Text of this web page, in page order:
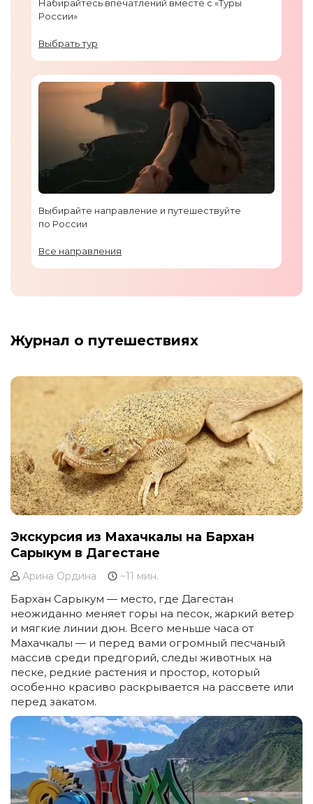
Набирайтесь впечатлений вместе с «Туры
России»
Выбрать тур
Выбирайте направление и путешествуйте
по России
Все направления
Журнал о путешествиях
Экскурсия из Махачкалы на Бархан
Сарыкум в Дагестане
Арина Ордина ~11 мин.
Бархан Сарыкум — место, где Дагестан
неожиданно меняет горы на песок, жаркий ветер
и мягкие линии дюн. Всего меньше часа от
Махачкалы — и перед вами огромный песчаный
массив среди предгорий, следы животных на
песке, редкие растения и простор, который
особенно красиво раскрывается на рассвете или
перед закатом.